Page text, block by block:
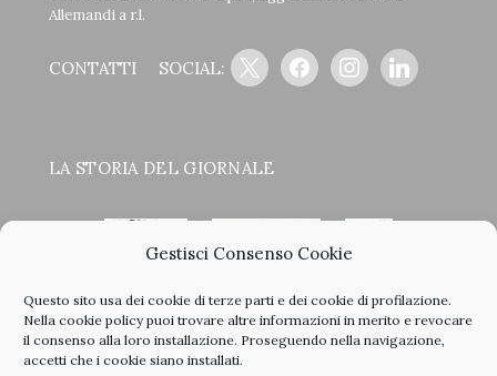
Gestisci Consenso Cookie
Questo sito usa dei cookie di terze parti e dei cookie di profilazione.
Nella cookie policypuoi trovare altre informazioni in merito e revocare
il consenso alla loro installazione. Proseguendo nella navigazione,
accetti che i cookie siano installati.
Allemandi a r.l.
CONTATTI SOCIAL:
x facebookinstagramlinkedin
LA STORIA DEL GIORNALE
< >